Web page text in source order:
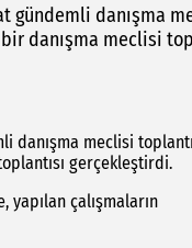
gündemli danışma
danışma meclisi
danışma meclisi
gerçekleştirdi.
yapılan çalışmaların